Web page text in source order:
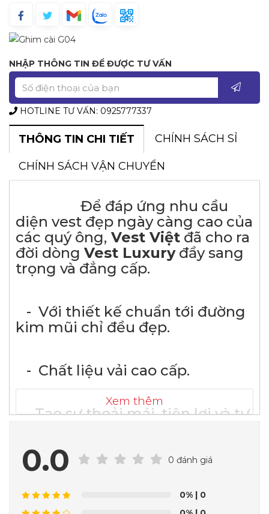
NHẬP THÔNG TIN ĐỂ ĐƯỢC TƯ VẤN
HOTLINE TƯ VẤN: 0925777337
THÔNG TIN CHI TIẾT CHÍNH SÁCH SỈ
CHÍNH SÁCH VẬN CHUYỂN
Để đáp ứng nhu cầu
diện vest đẹp ngày càng cao của
các quý ông, Vest Việt đã cho ra
đời dòng Vest Luxuryđầy sang
trọng và đẳng cấp.
- Với thiết kế chuẩn tới đường
kim mũi chỉ đều đẹp.
- Chất liệu vải cao cấp.
- Tạo sự thoải mái, tiện lợi và tự
chọn.
Những bộ vest tạo sự
lịch lãm, quý ông cực sang trọng
nhất khi khoác lên người. Tuy
Xem thêm
0.0 0 đánh giá
0% | 0